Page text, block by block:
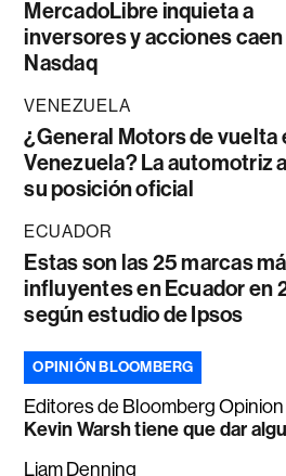
MercadoLibre inquieta a
inversores y acciones caen
Nasdaq
VENEZUELA
¿General Motors de vuelta
Venezuela? La automotriz
su posición oficial
ECUADOR
Estas son las 25 marcas
influyentes en Ecuador en
según estudio de Ipsos
OPINIÓN BLOOMBERG
Editores de Bloomberg Opinion
Kevin Warsh tiene que dar
Liam Denning